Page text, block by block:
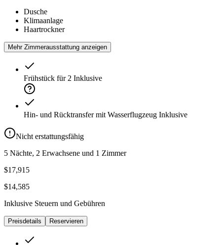
Dusche
Klimaanlage
Haartrockner
Mehr Zimmerausstattung anzeigen
Frühstück für 2 Inklusive
Hin- und Rücktransfer mit Wasserflugzeug Inklusive
Nicht erstattungsfähig
5 Nächte, 2 Erwachsene und 1 Zimmer
$17,915
$14,585
Inklusive Steuern und Gebühren
Preisdetails Reservieren